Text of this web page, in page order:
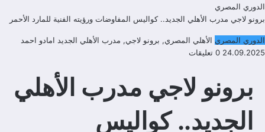
الدوري المصري
برونو لاجي مدرب الأهلي الجديد.. كواليس المفاوضات ورؤيته الفنية للمارد الأحمر
الدوري المصري الأهلي المصري, برونو لاجي, مدرب الأهلي الجديد امادو احمد
24.09.2025 0 تعليقات
برونو لاجي مدرب الأهلي
الجديد.. كواليس